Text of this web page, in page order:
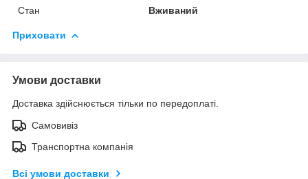
Стан
Вживаний
Приховати
Умови доставки
Доставка здійснюється тільки по передоплаті.
Самовивіз
Транспортна компанія
Всі умови доставки